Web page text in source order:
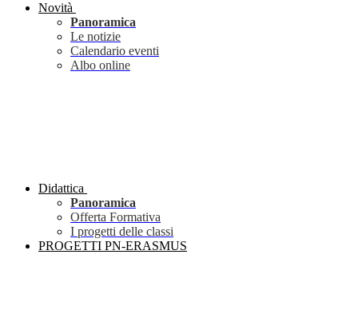
Novità
Panoramica
Le notizie
Calendario eventi
Albo online
Didattica
Panoramica
Offerta Formativa
I progetti delle classi
PROGETTI PN-ERASMUS